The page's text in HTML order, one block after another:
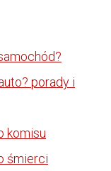
porady i
komisu
śmierci